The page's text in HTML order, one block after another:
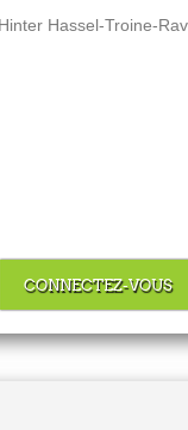
Hassel-Troine-
CONNECTEZ-VOUS